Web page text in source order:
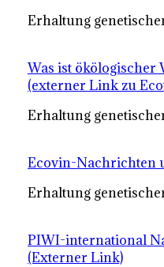
Erhaltung
Was ist ökölogischer
(externer Link zu
Erhaltung
Ecovin-Nachrichten
Erhaltung
PIWI-international
(Externer Link)